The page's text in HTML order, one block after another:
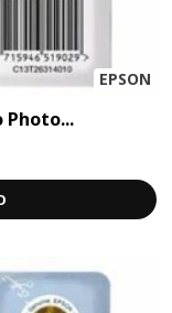
EPSON
Photo...